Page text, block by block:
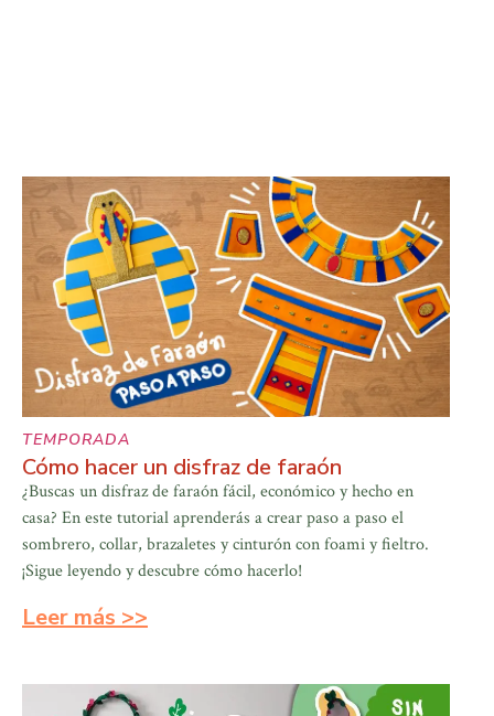
TEMPORADA
Cómo hacer un disfraz de faraón
¿Buscas un disfraz de faraón fácil, económico y hecho en
casa? En este tutorial aprenderás a crear paso a paso el
sombrero, collar, brazaletes y cinturón con foami y fieltro.
¡Sigue leyendo y descubre cómo hacerlo!
Leer más >>